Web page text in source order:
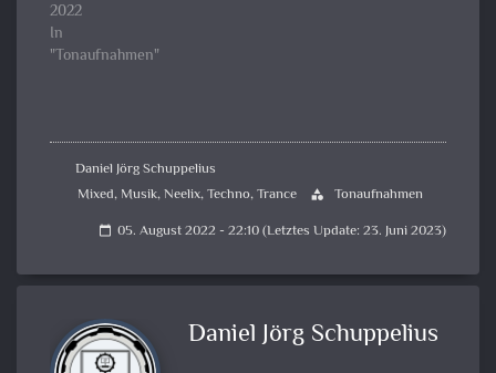
2022
In
"Tonaufnahmen"
Daniel Jörg Schuppelius
Mixed, Musik,Neelix,Techno,Trance category Tonaufnahmen
calendar_today 05. August 2022 - 22:10 (Letztes Update: 23. Juni 2023)
Daniel Jörg Schuppelius